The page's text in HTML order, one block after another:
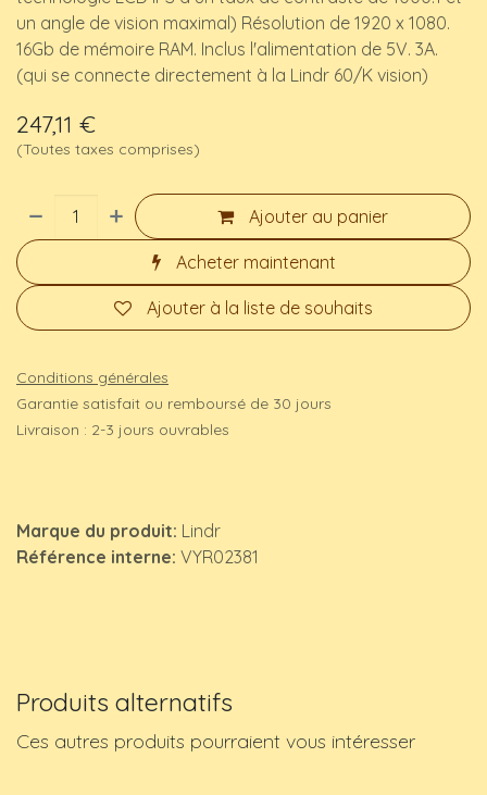
un angle de vision maximal) Résolution de 1920 x 1080.
16Gb de mémoire RAM. Inclus l'alimentation de 5V. 3A.
(qui se connecte directement à la Lindr 60/K vision)
247,11 €
(Toutes taxes comprises)
Ajouter au panier
Acheter maintenant
Ajouter à la liste de souhaits
Conditions générales
Garantie satisfait ou remboursé de 30 jours
Livraison : 2-3 jours ouvrables
Marque du produit: Lindr
Référence interne: VYR02381
Produits alternatifs
Ces autres produits pourraient vous intéresser